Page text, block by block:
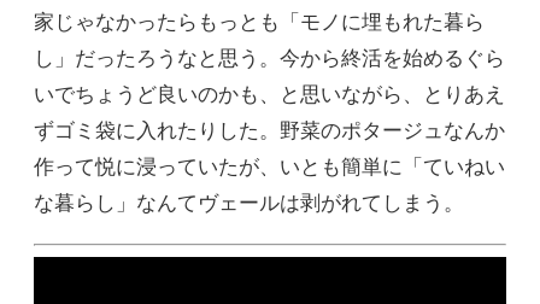
家じゃなかったらもっとも「モノに埋もれた暮ら
し」だったろうなと思う。今から終活を始めるぐら
いでちょうど良いのかも、と思いながら、とりあえ
ずゴミ袋に入れたりした。野菜のポタージュなんか
作って悦に浸っていたが、いとも簡単に「ていねい
な暮らし」なんてヴェールは剥がれてしまう。